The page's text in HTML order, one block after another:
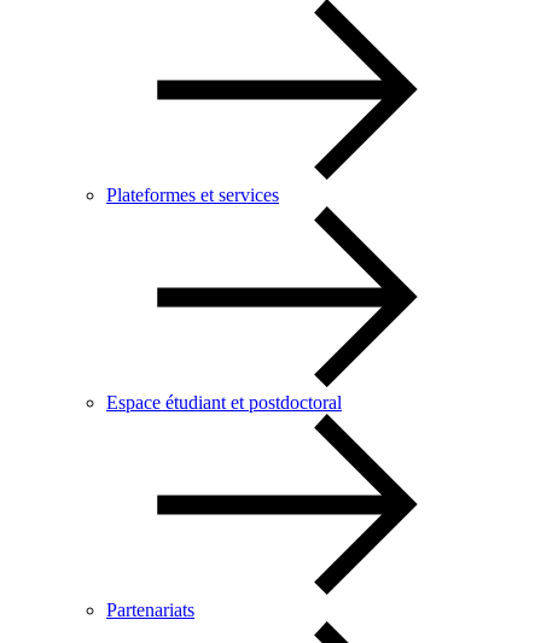
Plateformes et services
Espace étudiant et postdoctoral
Partenariats